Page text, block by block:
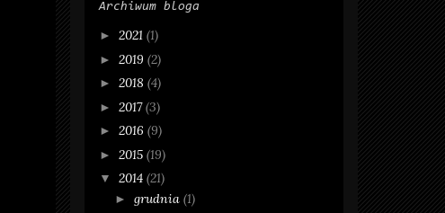
Archiwum bloga
► 2021 (1)
► 2019 (2)
► 2018 (4)
► 2017(3)
► 2016 (9)
► 2015 (19)
▼ 2014 (21)
► grudnia (1)